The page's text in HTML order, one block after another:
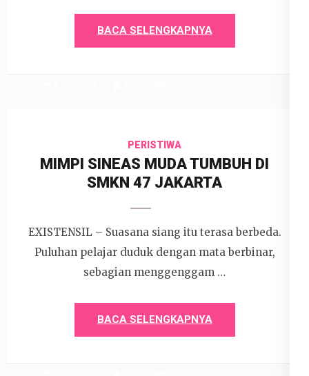
BACA SELENGKAPNYA
PERISTIWA
MIMPI SINEAS MUDA TUMBUH DI
SMKN 47 JAKARTA
EXISTENSIL – Suasana siang itu terasa berbeda.
Puluhan pelajar duduk dengan mata berbinar,
sebagian menggenggam …
BACA SELENGKAPNYA